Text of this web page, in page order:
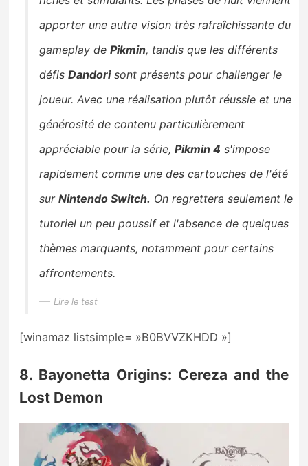
apporter une autre vision très rafraîchissante du
gameplay dePikmin, tandis que les différents
défisDandorisont présents pour challenger le
joueur. Avec une réalisation plutôt réussie et une
générosité de contenu particulièrement
appréciable pour la série,Pikmin 4 s'impose
rapidement comme une des cartouches de l'été
surNintendo Switch. On regrettera seulement le
tutoriel un peu poussif et l'absence de quelques
thèmes marquants, notamment pour certains
affrontements.
Lire le test
[winamaz listsimple= »B0BVVZKHDD »]
8. Bayonetta Origins: Cereza and the
Lost Demon